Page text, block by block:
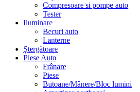
Compresoare si pompe auto
Tester
Iluminare
Becuri auto
Lanterne
Ștergătoare
Piese Auto
Frânare
Piese
Butoane/Mânere/Bloc lumini